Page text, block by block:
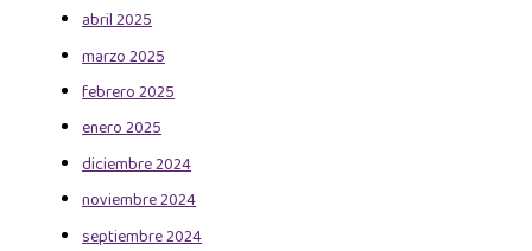
abril 2025
marzo 2025
febrero 2025
enero 2025
diciembre 2024
noviembre 2024
septiembre 2024